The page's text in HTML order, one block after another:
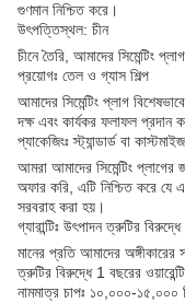
গুণমান নিশ্চিত করে।
উৎপত্তিস্থল: চীন
চীনে তৈরি, আমাদের সিমেন্টিং
প্রয়োগঃ তেল ও গ্যাস শিল্প
আমাদের সিমেন্টিং প্লাগ
দক্ষ এবং কার্যকর ফলাফল প্রদান
প্যাকেজিংঃ স্ট্যান্ডার্ড বা
আমরা আমাদের সিমেন্টিং প্লাগের
অফার করি, এটি নিশ্চিত করে যে
সরবরাহ করা হয়।
গ্যারান্টিঃ উৎপাদন ত্রুটির বিরুদ্ধে
মানের প্রতি আমাদের
ত্রুটির বিরুদ্ধে 1 বছরের
নামমাত্র চাপঃ ১০,০০০-